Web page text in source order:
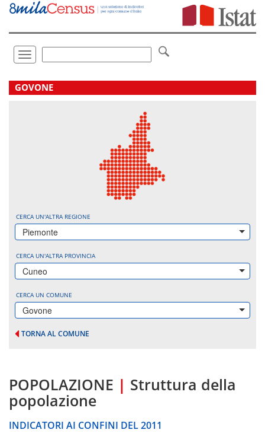
Vai
direttamente
Toggle
navigation
.
GOVONE
CERCA UN'ALTRA REGIONE
Piemonte
CERCA UN'ALTRA PROVINCIA
Cuneo
CERCA UN COMUNE
Govone
TORNA AL COMUNE
POPOLAZIONE | Struttura della
popolazione
INDICATORI AI CONFINI DEL 2011